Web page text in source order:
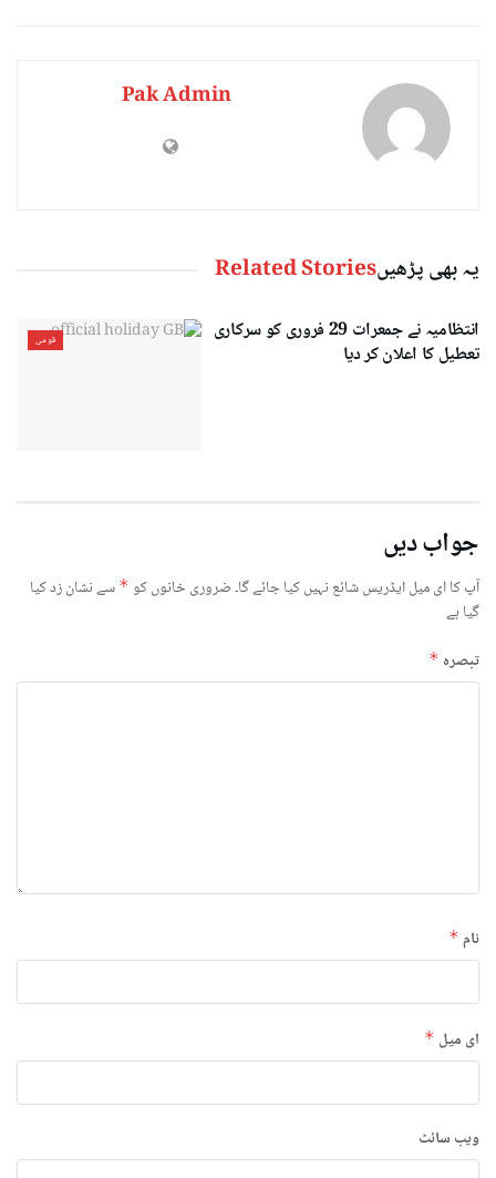
Pak Admin
یہ بھی پڑھیںRelated Stories
قومی
انتظامیہ نے جمعرات 29 فروری کو سرکاری
تعطیل کا اعلان کر دیا
جواب دیں
آپ کا ای میل ایڈریس شائع نہیں کیا جائے گا۔ضروری خانوں کو * سے نشان زد کیا
گیا ہے
تبصرہ *
نام *
ای میل *
ویب‌ سائٹ